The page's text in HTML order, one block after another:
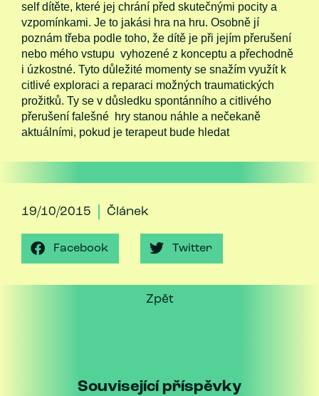
self dítěte, které jej chrání před skutečnými pocity a
vzpomínkami. Je to jakási hra na hru. Osobně jí
poznám třeba podle toho, že dítě je při jejím přerušení
nebo mého vstupu vyhozené z konceptu a přechodně
i úzkostné. Tyto důležité momenty se snažím využít k
citlivé exploraci a reparaci možných traumatických
prožitků. Ty se v důsledku spontánního a citlivého
přerušení falešné hry stanou náhle a nečekaně
aktuálními, pokud je terapeut bude hledat
19/10/2015 Článek
Facebook Twitter
Zpět
Související příspěvky